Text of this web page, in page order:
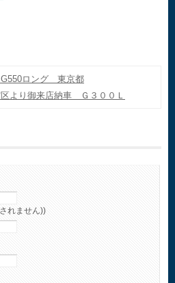
ロング 東京都
より御来店納車 Ｇ３００Ｌ
れません))